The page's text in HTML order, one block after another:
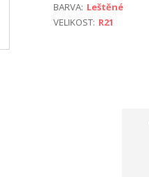
BARVA: Leštěné
VELIKOST: R21